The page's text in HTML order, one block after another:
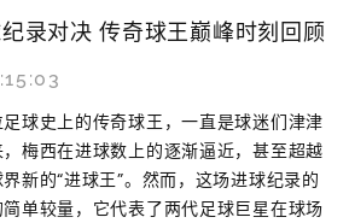
录对决 传奇球王巅峰时刻回顾
球史上的传奇球王，一直是球迷们津津
梅西在进球数上的逐渐逼近，甚至超越
新的“进球王”。然而，这场进球纪录的
单较量，它代表了两代足球巨星在球场